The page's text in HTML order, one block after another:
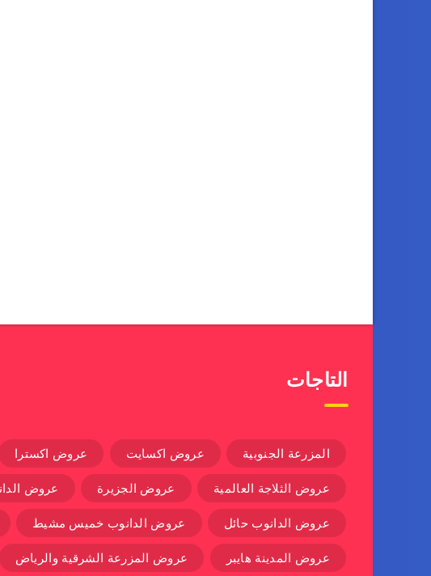
التاجات
المزرعة الجنوبية عروض اكسايت عروض اكسترا
عروض الثلاجة العالمية عروض الجزيرة عروض
عروض الدانوب حائل عروض الدانوب خميس مشيط
عروض المدينة هايبر عروض المزرعة الشرقية والرياض